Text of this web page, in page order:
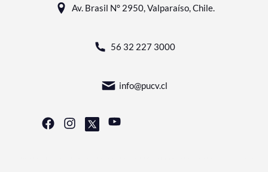
Av. Brasil N° 2950, Valparaíso, Chile.
56 32 227 3000
info@pucv.cl